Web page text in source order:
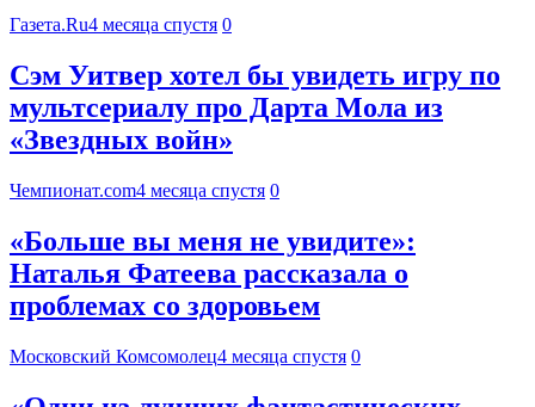
Газета.Ru4 месяца спустя 0
Сэм Уитвер хотел бы увидеть игру по
мультсериалу про Дарта Мола из
«Звездных войн»
Чемпионат.com4 месяца спустя 0
«Больше вы меня не увидите»:
Наталья Фатеева рассказала о
проблемах со здоровьем
Московский Комсомолец4 месяца спустя 0